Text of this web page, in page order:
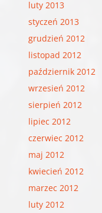
luty 2013
styczeń 2013
grudzień 2012
listopad 2012
październik 2012
wrzesień 2012
sierpień 2012
lipiec 2012
czerwiec 2012
maj 2012
kwiecień 2012
marzec 2012
luty 2012